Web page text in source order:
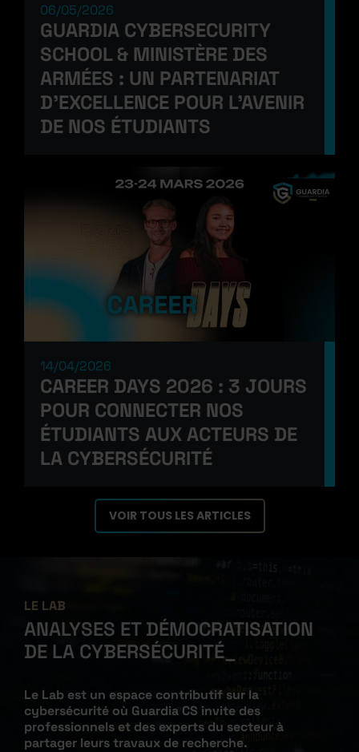
06/05/2026
GUARDIA CYBERSECURITY
SCHOOL & MINISTÈRE DES
ARMÉES : UN PARTENARIAT
D’EXCELLENCE POUR L’AVENIR
DE NOS ÉTUDIANTS
14/04/2026
CAREER DAYS 2026 : 3 JOURS
POUR CONNECTER NOS
ÉTUDIANTS AUX ACTEURS DE
LA CYBERSÉCURITÉ
VOIR TOUS LES ARTICLES
LE LAB
ANALYSES ET DÉMOCRATISATION
DE LA CYBERSÉCURITÉ
Le Lab est un espace contributif sur la
cybersécurité où Guardia CS invite des
professionnels et des experts du secteur à
partager leurs travaux de recherche.